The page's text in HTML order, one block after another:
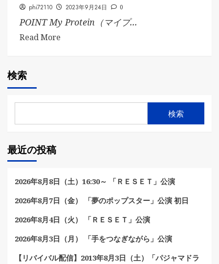
phi72110 2023年9月24日 0
POINT My Protein（マイプ...
Read More
検索
検索
最近の投稿
2026年8月8日（土）16:30～ 「ＲＥＳＥＴ」公演
2026年8月7日（金） 「夢のポップスター」公演 初日
2026年8月4日（火） 「ＲＥＳＥＴ」公演
2026年8月3日（月） 「手をつなぎながら」公演
【リバイバル配信】2013年8月3日（土）「パジャマドラ